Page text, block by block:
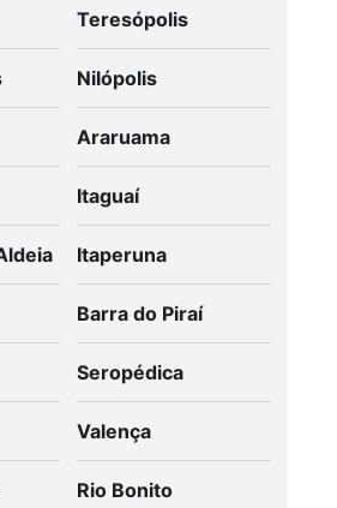
Teresópolis
Nilópolis
Araruama
Itaguaí
Itaperuna
Barra do Piraí
Seropédica
Valença
Rio Bonito